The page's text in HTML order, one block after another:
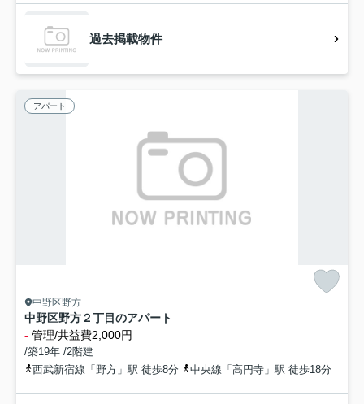
過去掲載物件
アパート
中野区野方
中野区野方２丁目のアパート
- 管理/共益費2,000円
/築19年 /2階建
西武新宿線「野方」駅 徒歩8分
中央線「高円寺」駅 徒歩18分